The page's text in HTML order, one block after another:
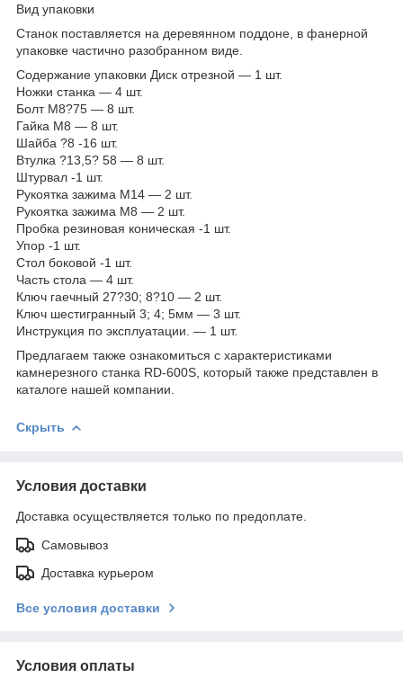
Вид упаковки
Станок поставляется на деревянном поддоне, в фанерной
упаковке частично разобранном виде.
Содержание упаковки Диск отрезной — 1 шт.
Ножки станка — 4 шт.
Болт М8?75 — 8 шт.
Гайка М8 — 8 шт.
Шайба ?8 -16 шт.
Втулка ?13,5? 58 — 8 шт.
Штурвал -1 шт.
Рукоятка зажима М14 — 2 шт.
Рукоятка зажима М8 — 2 шт.
Пробка резиновая коническая -1 шт.
Упор -1 шт.
Стол боковой -1 шт.
Часть стола — 4 шт.
Ключ гаечный 27?30; 8?10 — 2 шт.
Ключ шестигранный 3; 4; 5мм — 3 шт.
Инструкция по эксплуатации. — 1 шт.
Предлагаем также ознакомиться с характеристиками
камнерезного станка RD-600S, который также представлен в
каталоге нашей компании.
Скрыть
Условия доставки
Доставка осуществляется только по предоплате.
Самовывоз
Доставка курьером
Все условия доставки
Условия оплаты